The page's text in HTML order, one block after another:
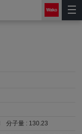
分子量 : 130.23